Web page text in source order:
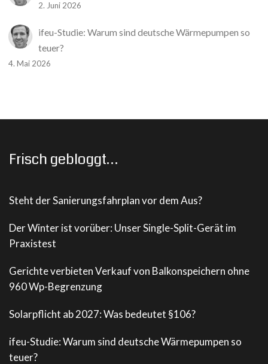
2. Juni 2026
ifeu-Studie: Warum sind deutsche Wärmepumpen so
teuer?
4. Mai 2026
Frisch gebloggt…
Steht der Sanierungsfahrplan vor dem Aus?
Der Winter ist vorüber: Unser Single-Split-Gerät im
Praxistest
Gerichte verbieten Verkauf von Balkonspeichern ohne
960 Wp-Begrenzung
Solarpflicht ab 2027: Was bedeutet §106?
ifeu-Studie: Warum sind deutsche Wärmepumpen so
teuer?